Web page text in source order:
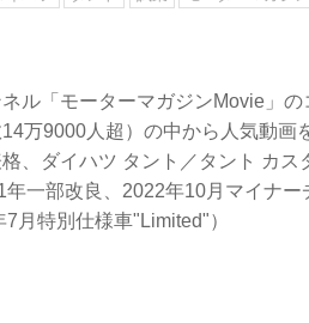
ル「モーターマガジンMovie」
万9000人超）の中から人気動画
、ダイハツ タント／タント カ
年一部改良、2022年10月マイナ
月特別仕様車"Limited"）